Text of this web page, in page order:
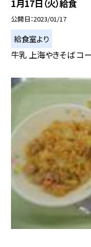
1月17日（火）給食
公開日 2023/01/17
給食室より
牛乳 上海やきそば コ